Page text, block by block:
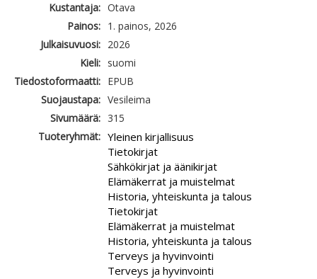
Kustantaja: Otava
Painos: 1. painos, 2026
Julkaisuvuosi: 2026
Kieli: suomi
Tiedostoformaatti: EPUB
Suojaustapa: Vesileima
Sivumäärä: 315
Tuoteryhmät: Yleinen kirjallisuus
Tietokirjat
Sähkökirjat ja äänikirjat
Elämäkerrat ja muistelmat
Historia, yhteiskunta ja talous
Tietokirjat
Elämäkerrat ja muistelmat
Historia, yhteiskunta ja talous
Terveys ja hyvinvointi
Terveys ja hyvinvointi